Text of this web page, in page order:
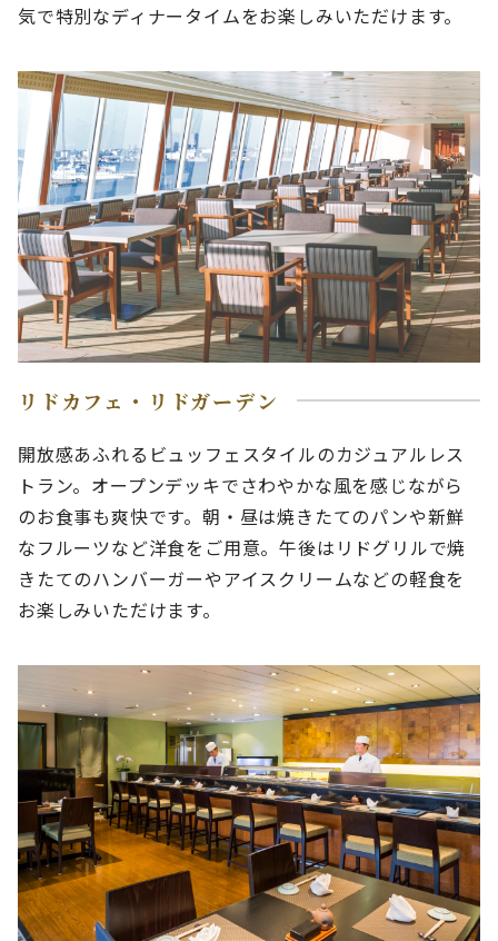
気で特別なディナータイムをお楽しみいただけます。
リドカフェ・リドガーデン
開放感あふれるビュッフェスタイルのカジュアルレス
トラン。オープンデッキでさわやかな風を感じながら
のお食事も爽快です。朝・昼は焼きたてのパンや新鮮
なフルーツなど洋食をご用意。午後はリドグリルで焼
きたてのハンバーガーやアイスクリームなどの軽食を
お楽しみいただけます。